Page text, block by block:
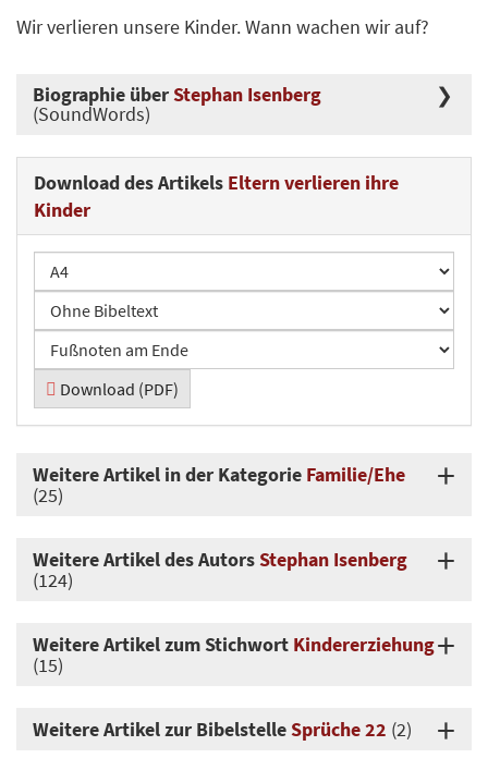
Wir verlieren unsere Kinder. Wann wachen wir auf?
Biographie überStephan Isenberg
(SoundWords)
Download des Artikels Eltern verlieren ihre
Kinder
Download (PDF)
Weitere Artikel in der Kategorie Familie/Ehe
(25)
Weitere Artikel des AutorsStephan Isenberg
(124)
Weitere Artikel zum Stichwort Kindererziehung
(15)
Weitere Artikel zur BibelstelleSprüche 22 (2)